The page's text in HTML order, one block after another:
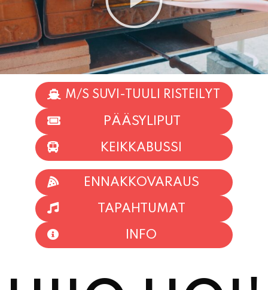
M/S SUVI-TUULI RISTEILYT
PÄÄSYLIPUT
KEIKKABUSSI
ENNAKKOVARAUS
TAPAHTUMAT
INFO